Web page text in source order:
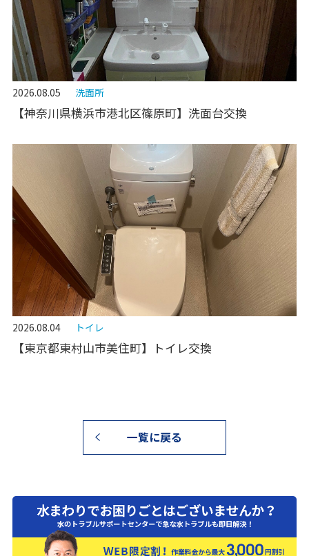
2026.08.05 洗面所
【神奈川県横浜市港北区篠原町】洗面台交換
2026.08.04 トイレ
【東京都東村山市美住町】トイレ交換
一覧に戻る